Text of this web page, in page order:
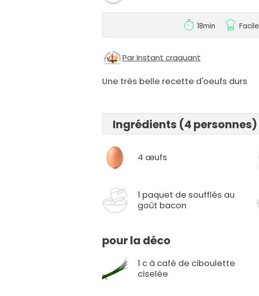
18min Facile
Par Instant craquant
Une très belle recette d'oeufs durs
Ingrédients (4 personnes)
4 œufs
1 paquet de soufflés au
goût bacon
pour la déco
1 c à café de ciboulette
ciselée